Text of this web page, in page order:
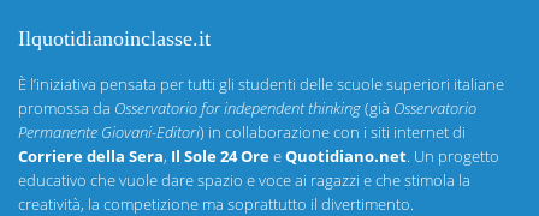
Ilquotidianoinclasse.it
È l’iniziativa pensata per tutti gli studenti delle scuole superiori italiane
promossa da Osservatorio for independent thinking(già Osservatorio
Permanente Giovani-Editori) in collaborazione con i siti internet di
Corriere della Sera, Il Sole 24 OreeQuotidiano.net. Un progetto
educativo che vuole dare spazio e voce ai ragazzi e che stimola la
creatività, la competizione ma soprattutto il divertimento.